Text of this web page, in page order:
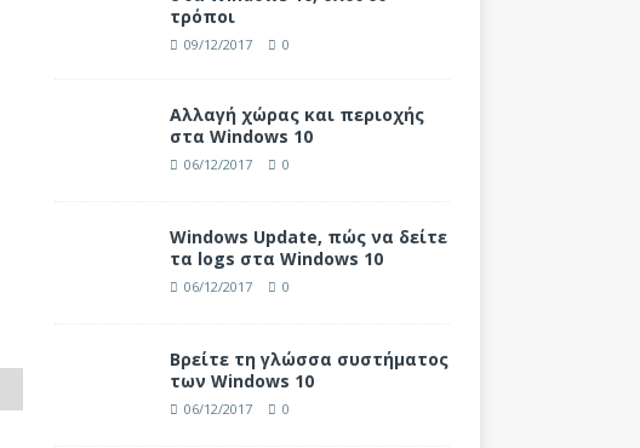
τρόποι
09/12/2017 0
Αλλαγή χώρας και περιοχής
στα Windows 10
06/12/2017 0
Windows Update, πώς να δείτε
τα logs στα Windows 10
06/12/2017 0
Βρείτε τη γλώσσα συστήματος
των Windows 10
06/12/2017 0